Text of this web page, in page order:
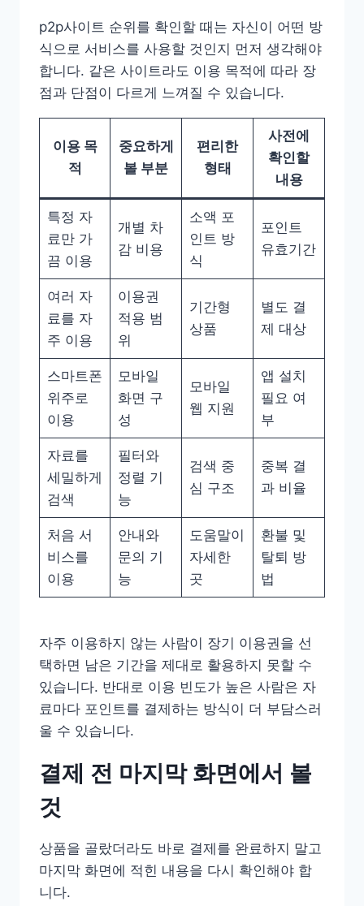
p2p사이트 순위를 확인할 때는 자신이 어떤 방
식으로 서비스를 사용할 것인지 먼저 생각해야
합니다. 같은 사이트라도 이용 목적에 따라 장
점과 단점이 다르게 느껴질 수 있습니다.
이용 목
적
중요하게
볼 부분
편리한
형태
사전에
확인할
내용
특정 자
료만 가
끔 이용
개별 차
감 비용
소액 포
인트 방
식
포인트
유효기간
여러 자
료를 자
주 이용
이용권
적용 범
위
기간형
상품
별도 결
제 대상
스마트폰
위주로
이용
모바일
화면 구
성
모바일
웹 지원
앱 설치
필요 여
부
자료를
세밀하게
검색
필터와
정렬 기
능
검색 중
심 구조
중복 결
과 비율
처음 서
비스를
이용
안내와
문의 기
능
도움말이
자세한
곳
환불 및
탈퇴 방
법
자주 이용하지 않는 사람이 장기 이용권을 선
택하면 남은 기간을 제대로 활용하지 못할 수
있습니다. 반대로 이용 빈도가 높은 사람은 자
료마다 포인트를 결제하는 방식이 더 부담스러
울 수 있습니다.
결제 전 마지막 화면에서 볼
것
상품을 골랐더라도 바로 결제를 완료하지 말고
마지막 화면에 적힌 내용을 다시 확인해야 합
니다.